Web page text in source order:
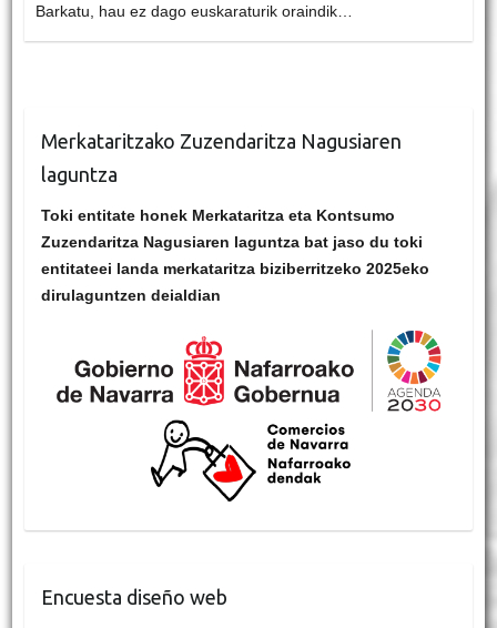
Barkatu, hau ez dago euskaraturik oraindik…
Merkataritzako Zuzendaritza Nagusiaren
laguntza
Toki entitate honek Merkataritza eta Kontsumo
Zuzendaritza Nagusiaren laguntza bat jaso du toki
entitateei landa merkataritza biziberritzeko 2025eko
dirulaguntzen deialdian
Encuesta diseño web